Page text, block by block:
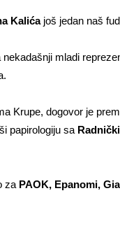
Kalićajoš jedan naš
mladi
Krupe, dogovor je
papirologiju sa
za PAOK, Epanomi,